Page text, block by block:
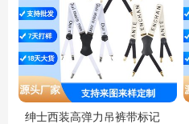
绅士西装高弹力吊裤带标记